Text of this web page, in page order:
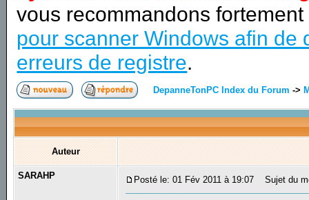
vous recommandons
pour scanner Windows afin de
erreurs de registre.
DepanneTonPC Index du Forum ->
Auteur
SARAHP Posté le: 01 Fév 2011 à 19:07 Sujet du